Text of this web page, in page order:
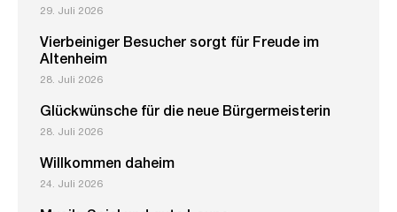
29. Juli 2026
Vierbeiniger Besucher sorgt für Freude im
Altenheim
28. Juli 2026
Glückwünsche für die neue Bürgermeisterin
28. Juli 2026
Willkommen daheim
24. Juli 2026